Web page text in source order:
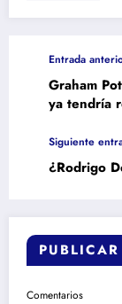
Entrada
Graham
ya tendría
Siguiente
¿Rodrigo
Comentarios